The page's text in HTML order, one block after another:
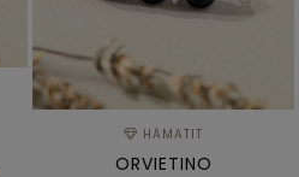
HÄMATIT
ORVIETINO